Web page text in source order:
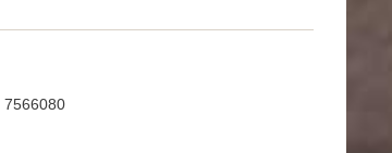
7566080